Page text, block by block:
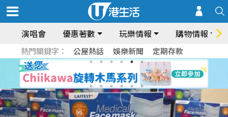
演唱會 優惠著數 玩樂情報 購物情報
熱門關鍵字： 公屋熱話 娛樂新聞 定期存款